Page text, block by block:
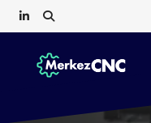
Skip
to
content
Search
for: